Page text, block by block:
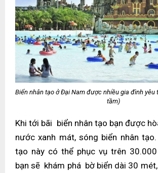
Biển nhân tạo ở Đại Nam được nhiều gia đình yêu
tầm)
Khi tới bãi biển nhân tạo bạn được
nước xanh mát, sóng biển nhân
tạo này có thể phục vụ trên
bạn sẽ khám phá bờ biển dài 30